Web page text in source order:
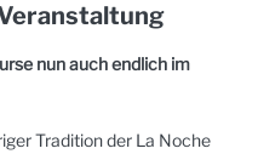
nun auch endlich im
Tradition der La Noche